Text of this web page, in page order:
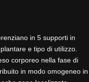
in 5 supporti in
e tipo di utilizzo.
corporeo nella fase di
in modo omogeneo in